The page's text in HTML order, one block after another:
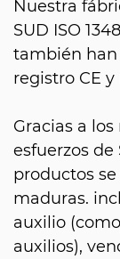
Nuestra
SUD ISO
también han
registro CE
Gracias a
esfuerzos
productos
maduras.
auxilio
auxilios),